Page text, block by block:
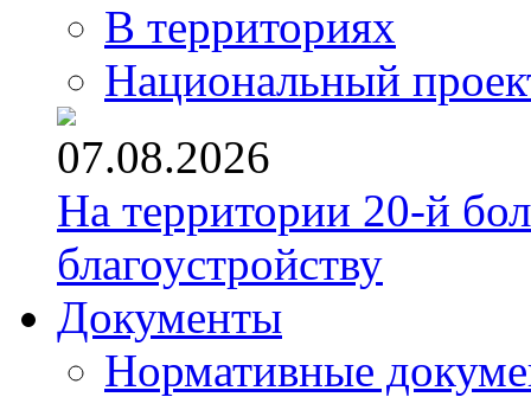
В территориях
Национальный
07.08.2026
На территории 20-й
благоустройству
Документы
Нормативные